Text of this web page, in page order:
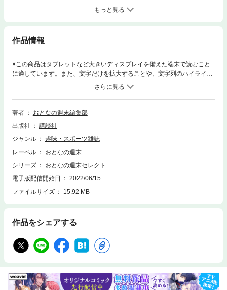
もっと見る
作品情報
※この商品はタブレットなど大きいディスプレイを備えた端末で読むこと
に適しています。また、文字だけを拡大することや、文字列のハイライ
ト、検索、辞書の参照、引用などの機能が使用できません。朝食によし、
おやつによし。小麦やバターの香りに誘われて食べたくなる「パン」。今
回は、これから流行ること必至の「東京のブームパン」、お出かけ&お取
り寄せで楽しむ「地方の名作パン」の2部構成。パンのいまをお届けしま
彼らは何を思い、何を守り、あるいは進化させながら、何を次世代へと繋
げていきたいのか。東京と横浜の5軒を巡ります。（全32P）
著者
おとなの週末編集部
出版社
講談社
ジャンル
趣味・スポーツ雑誌
レーベル
おとなの週末
シリーズ
おとなの週末セレクト
電子版配信開始日
2022/06/15
ファイルサイズ
15.92 MB
作品をシェアする